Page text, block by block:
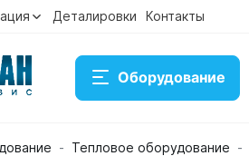
Деталировки Контакты
Оборудование
Тепловое оборудование